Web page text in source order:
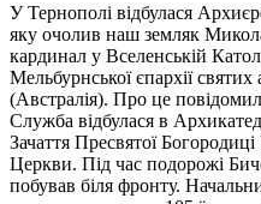
У Тернополі відбулася
яку очолив наш земляк
кардинал у Вселенській
Мельбурнської єпархії
(Австралія). Про це
Служба відбулася в
Зачаття Пресвятої
Церкви. Під час подорожі
побував біля фронту.